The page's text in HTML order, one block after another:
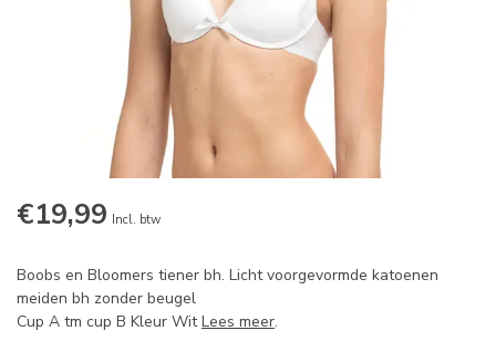
€19,99 Incl. btw
Boobs en Bloomers tiener bh. Licht voorgevormde katoenen
meiden bh zonder beugel
Cup A tm cup B Kleur WitLees meer.